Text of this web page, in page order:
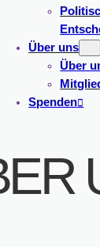
Über uns
Über
Spenden